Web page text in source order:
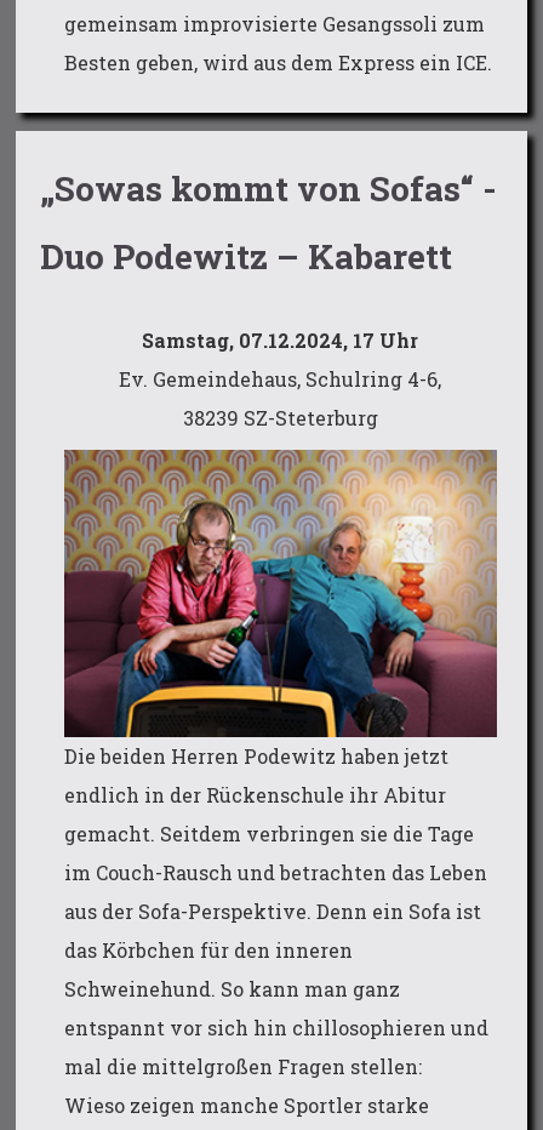
gemeinsam improvisierte Gesangssoli zum
Besten geben, wird aus dem Express ein ICE.
„Sowas kommt von Sofas“ -
Duo Podewitz – Kabarett
Samstag, 07.12.2024, 17 Uhr
Ev. Gemeindehaus, Schulring 4-6,
38239 SZ-Steterburg
Die beiden Herren Podewitz haben jetzt
endlich in der Rückenschule ihr Abitur
gemacht. Seitdem verbringen sie die Tage
im Couch-Rausch und betrachten das Leben
aus der Sofa-Perspektive. Denn ein Sofa ist
das Körbchen für den inneren
Schweinehund. So kann man ganz
entspannt vor sich hin chillosophieren und
mal die mittelgroßen Fragen stellen:
Wieso zeigen manche Sportler starke